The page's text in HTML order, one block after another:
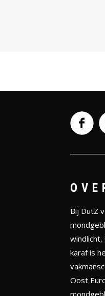
Bij DutZ
windlicht,
karaf is
Oost